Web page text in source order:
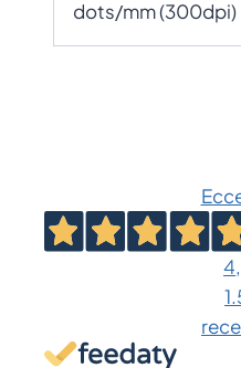
dots/mm (300dpi)